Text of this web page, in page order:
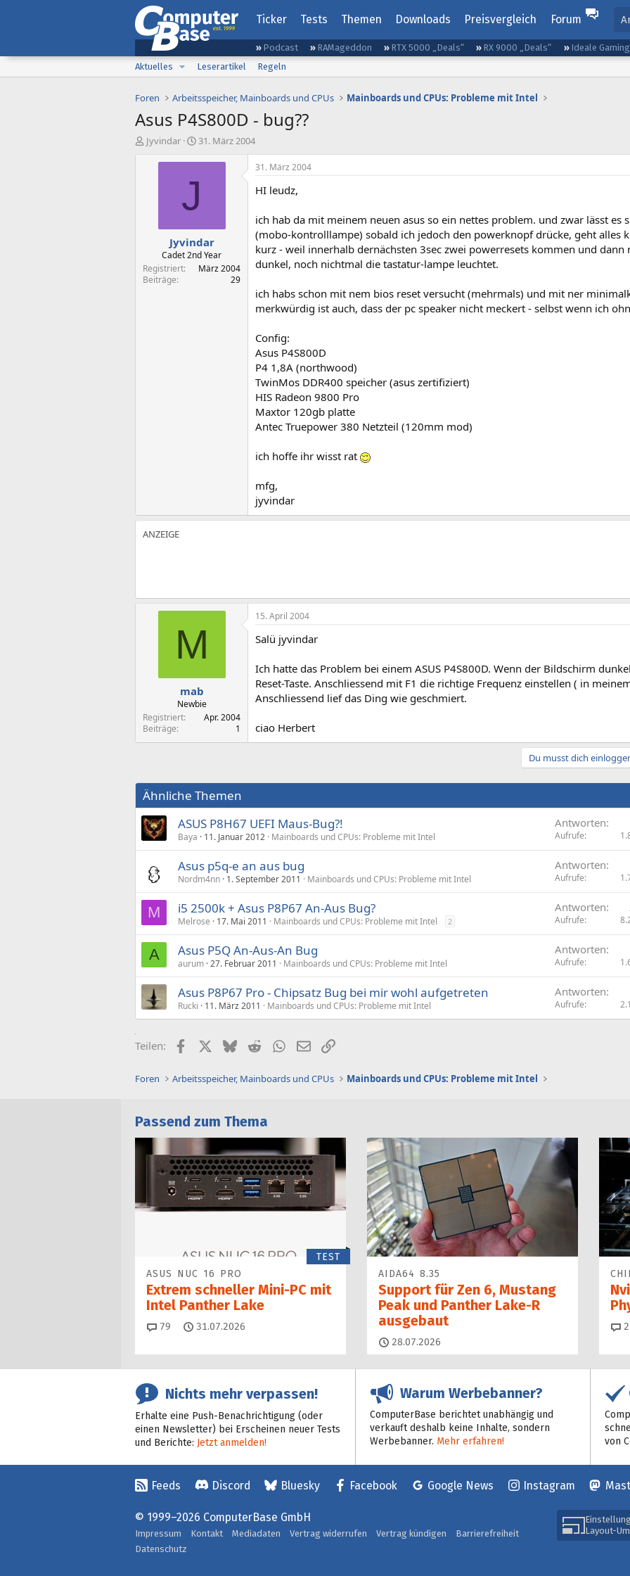
Ticker Tests Themen Downloads Preisvergleich Forum
Podcast RAMageddon RTX 5000 „Deals“ RX 9000 „Deals“
Ideale
Aktuelles
Leserartikel Regeln
Foren Arbeitsspeicher, Mainboards und CPUs Mainboards und CPUs: Probleme mit Intel
Asus P4S800D - bug??
E
Jyvindar
E
s
l
t
a
m
31. März 2004
J
Jyvindar
Cadet 2nd Year
Registriert
März 2004
Beiträge
29
31. März 2004
HI leudz,
ich hab da mit meinem neuen asus so ein nettes problem. und zwar lässt es
(mobo-kontrolllampe) sobald ich jedoch den powerknopf drücke, geht alles
kurz - weil innerhalb dernächsten 3sec zwei powerresets kommen und
dunkel, noch nichtmal die tastatur-lampe leuchtet.
ich habs schon mit nem bios reset versucht (mehrmals) und mit ner
merkwürdig ist auch, dass der pc speaker nicht meckert - selbst wenn ich
Config:
Asus P4S800D
P4 1,8A (northwood)
TwinMos DDR400 speicher (asus zertifiziert)
HIS Radeon 9800 Pro
Maxtor 120gb platte
Antec Truepower 380 Netzteil (120mm mod)
ich hoffe ihr wisst rat
mfg,
jyvindar
M
mab
Newbie
Registriert
Apr. 2004
Beiträge
1
15. April 2004
Salü jyvindar
Ich hatte das Problem bei einem ASUS P4S800D. Wenn der Bildschirm
Reset-Taste. Anschliessend mit F1 die richtige Frequenz einstellen ( in
Anschliessend lief das Ding wie geschmiert.
ciao Herbert
Du musst dich
Ähnliche Themen
ASUS P8H67 UEFI Maus-Bug?!
Baya 11. Januar 2012 Mainboards und CPUs: Probleme mit Intel
Antworten
Aufrufe
Asus p5q-e an aus bug
Nordm4nn 1. September 2011 Mainboards und CPUs: Probleme mit Intel
Antworten
Aufrufe
M i5 2500k + Asus P8P67 An-Aus Bug?
Melrose 17. Mai 2011 Mainboards und CPUs: Probleme mit Intel 2
Antworten
Aufrufe
A Asus P5Q An-Aus-An Bug
aurum 27. Februar 2011 Mainboards und CPUs: Probleme mit Intel
Antworten
Aufrufe
Asus P8P67 Pro - Chipsatz Bug bei mir wohl aufgetreten
Rucki 11. März 2011 Mainboards und CPUs: Probleme mit Intel
Antworten
Aufrufe
Teilen: FacebookX (Twitter)
BlueskyRedditWhatsApp
E-MailLink
Foren Arbeitsspeicher, Mainboards und CPUs Mainboards und CPUs: Probleme mit Intel
Passend zum Thema
TEST
ASUS NUC 16 PRO
Extrem schneller Mini-PC mit
Intel Panther Lake
79 Kommentare
31.07.2026
AIDA64 8.35
Support für Zen 6, Mustang
Peak und Panther Lake-R
ausgebaut
28.07.2026
Nichts mehr verpassen!
Erhalte eine Push-Benachrichtigung (oder
einen Newsletter) bei Erscheinen neuer Tests
und Berichte: Jetzt anmelden!
Warum Werbebanner?
ComputerBase berichtet unabhängig und
verkauft deshalb keine Inhalte, sondern
Werbebanner. Mehr erfahren!
von
Feeds Discord Bluesky Facebook Google News Instagram
Layout-
© 1999–2026 ComputerBase GmbH
Impressum Kontakt Mediadaten Vertrag widerrufen Vertrag kündigen
Barrierefreiheit
Datenschutz